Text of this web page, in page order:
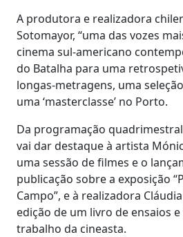
A produtora e realizadora
Sotomayor, “uma das vozes
cinema sul-americano
do Batalha para uma
longas-metragens, uma
uma ‘masterclasse’ no Porto.
Da programação
vai dar destaque à artista
uma sessão de filmes e o
publicação sobre a exposição
Campo”, e à realizadora
edição de um livro de ensaios
trabalho da cineasta.